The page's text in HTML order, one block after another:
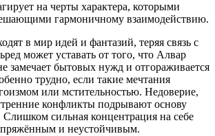
на черты характера, которыми
гармоничному взаимодействию.
в мир идей и фантазий, теряя связь с
может уставать от того, что Алвар
замечает бытовых нужд и отгораживается
трудно, если такие мечтания
или мстительностью. Недоверие,
конфликты подрывают основу
сильная концентрация на себе
и неустойчивым.